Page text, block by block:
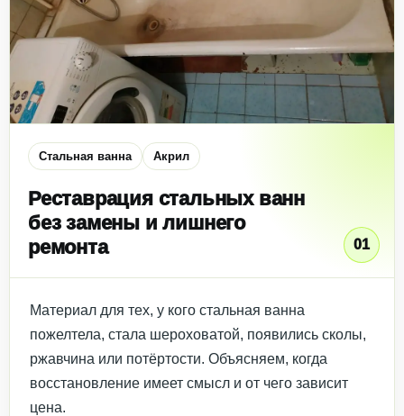
Стальная ванна Акрил
Реставрация стальных ванн
без замены и лишнего
ремонта
01
Материал для тех, у кого стальная ванна
пожелтела, стала шероховатой, появились сколы,
ржавчина или потёртости. Объясняем, когда
восстановление имеет смысл и от чего зависит
цена.